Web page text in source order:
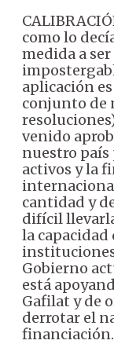
como lo
medida a
aplicación
conjunto de
venido
nuestro país
activos y la
cantidad y
difícil
la capacidad
Gobierno
está
Gafilat y de
derrotar el
financiación.